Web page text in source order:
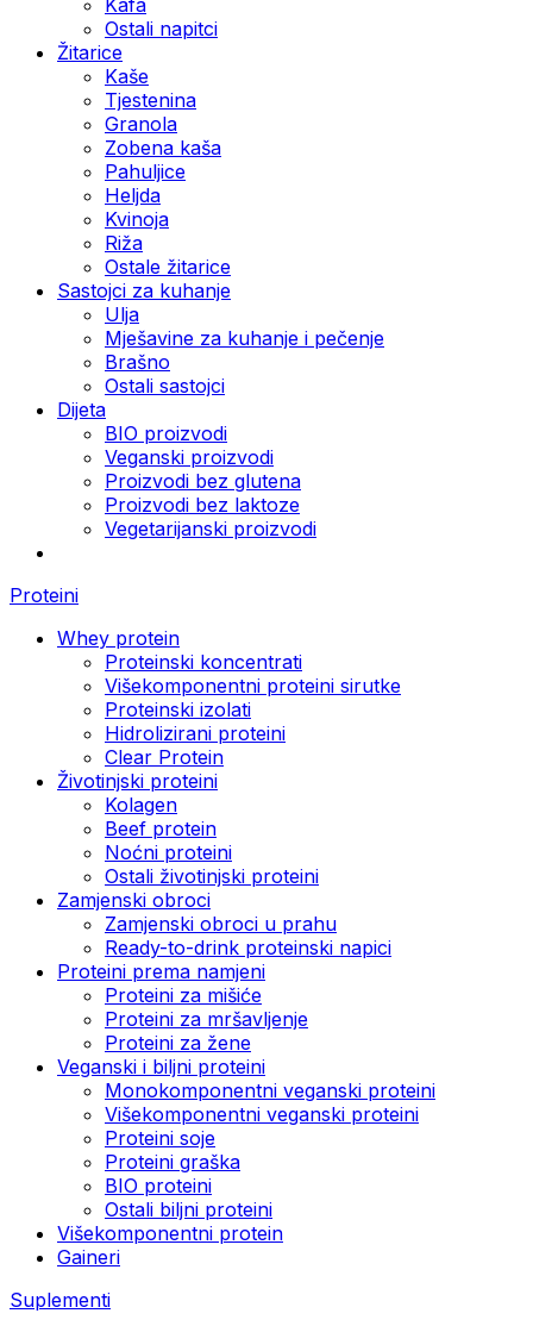
Ostali napitci
Žitarice
Kaše
Tjestenina
Granola
Zobena kaša
Pahuljice
Heljda
Kvinoja
Riža
Ostale žitarice
Sastojci za kuhanje
Ulja
Mješavine za kuhanje i pečenje
Brašno
Ostali sastojci
Dijeta
BIO proizvodi
Veganski proizvodi
Proizvodi bez glutena
Proizvodi bez laktoze
Vegetarijanski proizvodi
Proteini
Whey protein
Proteinski koncentrati
Višekomponentni proteini sirutke
Proteinski izolati
Hidrolizirani proteini
Clear Protein
Životinjski proteini
Kolagen
Beef protein
Noćni proteini
Ostali životinjski proteini
Zamjenski obroci
Zamjenski obroci u prahu
Ready-to-drink proteinski napici
Proteini prema namjeni
Proteini za mišiće
Proteini za mršavljenje
Proteini za žene
Veganski i biljni proteini
Monokomponentni veganski proteini
Višekomponentni veganski proteini
Proteini soje
Proteini graška
BIO proteini
Ostali biljni proteini
Višekomponentni protein
Gaineri
Suplementi